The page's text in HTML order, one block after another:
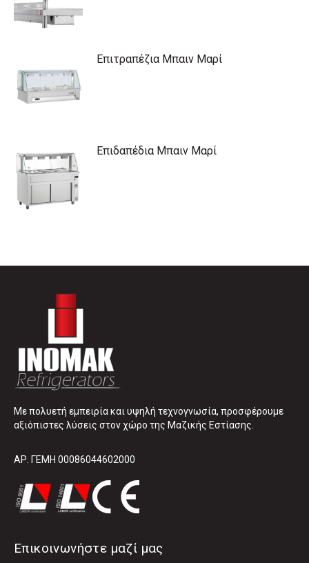
Επιτραπέζια Μπαιν Μαρί
Επιδαπέδια Μπαιν Μαρί
Με πολυετή εμπειρία και υψηλή τεχνογνωσία, προσφέρουμε
αξιόπιστες λύσεις στον χώρο της Μαζικής Εστίασης.
ΑΡ. ΓΕΜΗ 00086044602000
Επικοινωνήστε μαζί μας